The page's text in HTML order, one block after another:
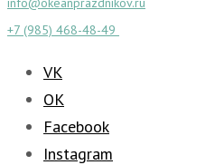
+7 (985) 468-48-49
VK
OK
Facebook
Instagram